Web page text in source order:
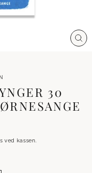
30
ved kassen.